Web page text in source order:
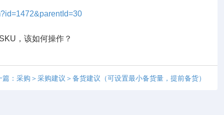
，该如何操作？
篇：采购＞采购建议＞备货建议（可设置最小备货量，提前备货）